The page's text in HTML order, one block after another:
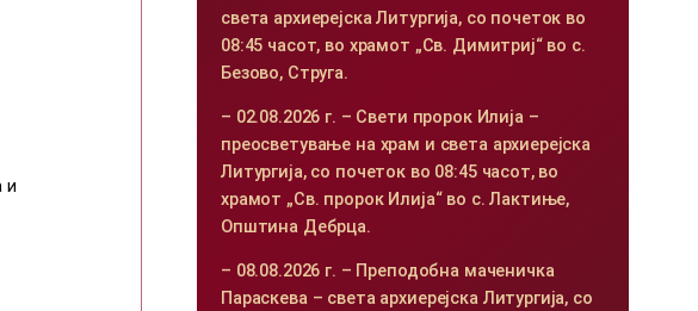
и
света архиерејска Литургија, со почеток во
08:45 часот, во храмот „Св. Димитриј“ во с.
Безово, Струга.
– 02.08.2026 г. – Свети пророк Илија –
преосветување на храм и света архиерејска
Литургија, со почеток во 08:45 часот, во
храмот „Св. пророк Илија“ во с. Лактиње,
Општина Дебрца.
– 08.08.2026 г. – Преподобна маченичка
Параскева – света архиерејска Литургија, со